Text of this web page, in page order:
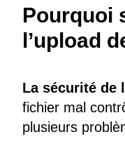
Pourquoi
l’upload
La sécurité de
fichier mal
plusieurs